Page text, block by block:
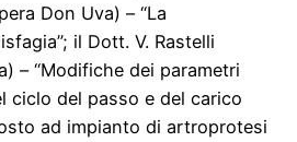
Don Uva) – “La
il Dott. V. Rastelli
– “Modifiche dei parametri
ciclo del passo e del carico
ad impianto di artroprotesi